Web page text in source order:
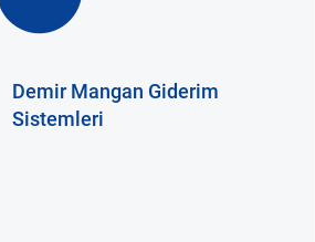
Demir Mangan Giderim
Sistemleri